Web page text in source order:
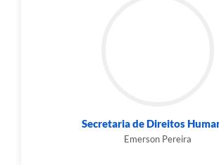
Secretaria de Direitos
Emerson Pereira